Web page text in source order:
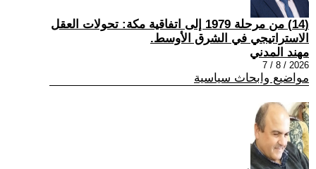
(14) من مرحلة 1979 إلى اتفاقية مكة: تحولات العقل
الاستراتيجي في الشرق الأوسط.
مهند المدني
2026 / 8 / 7
مواضيع وابحاث سياسية